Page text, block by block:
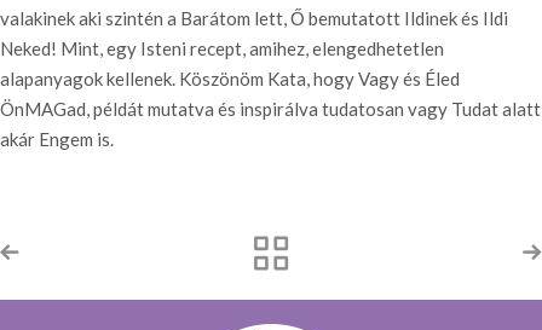
valakinek aki szintén a Barátom lett, Ő bemutatott Ildinek és Ildi
Neked! Mint, egy Isteni recept, amihez, elengedhetetlen
alapanyagok kellenek. Köszönöm Kata, hogy Vagy és Éled
ÖnMAGad, példát mutatva és inspirálva tudatosan vagy Tudat alatt
akár Engem is.